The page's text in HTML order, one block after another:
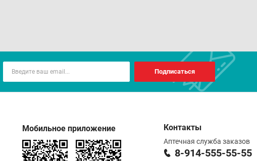
Подписаться
Мобильное приложение Контакты
Аптечная служба заказов
8-914-555-55-55